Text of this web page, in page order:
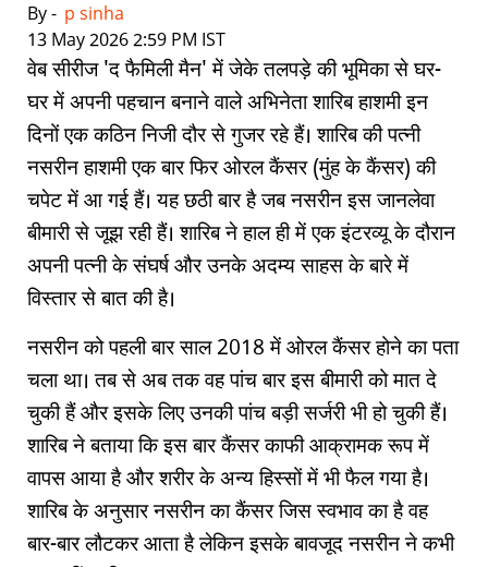
By - p sinha
13 May 2026 2:59 PM IST
वेब सीरीज 'द फैमिली मैन' में जेके तलपड़े की भूमिका से घर-
घर में अपनी पहचान बनाने वाले अभिनेता शारिब हाशमी इन
दिनों एक कठिन निजी दौर से गुजर रहे हैं। शारिब की पत्नी
नसरीन हाशमी एक बार फिर ओरल कैंसर (मुंह के कैंसर) की
चपेट में आ गई हैं। यह छठी बार है जब नसरीन इस जानलेवा
बीमारी से जूझ रही हैं। शारिब ने हाल ही में एक इंटरव्यू के दौरान
अपनी पत्नी के संघर्ष और उनके अदम्य साहस के बारे में
विस्तार से बात की है।
नसरीन को पहली बार साल 2018 में ओरल कैंसर होने का पता
चला था। तब से अब तक वह पांच बार इस बीमारी को मात दे
चुकी हैं और इसके लिए उनकी पांच बड़ी सर्जरी भी हो चुकी हैं।
शारिब ने बताया कि इस बार कैंसर काफी आक्रामक रूप में
वापस आया है और शरीर के अन्य हिस्सों में भी फैल गया है।
शारिब के अनुसार नसरीन का कैंसर जिस स्वभाव का है वह
बार-बार लौटकर आता है लेकिन इसके बावजूद नसरीन ने कभी